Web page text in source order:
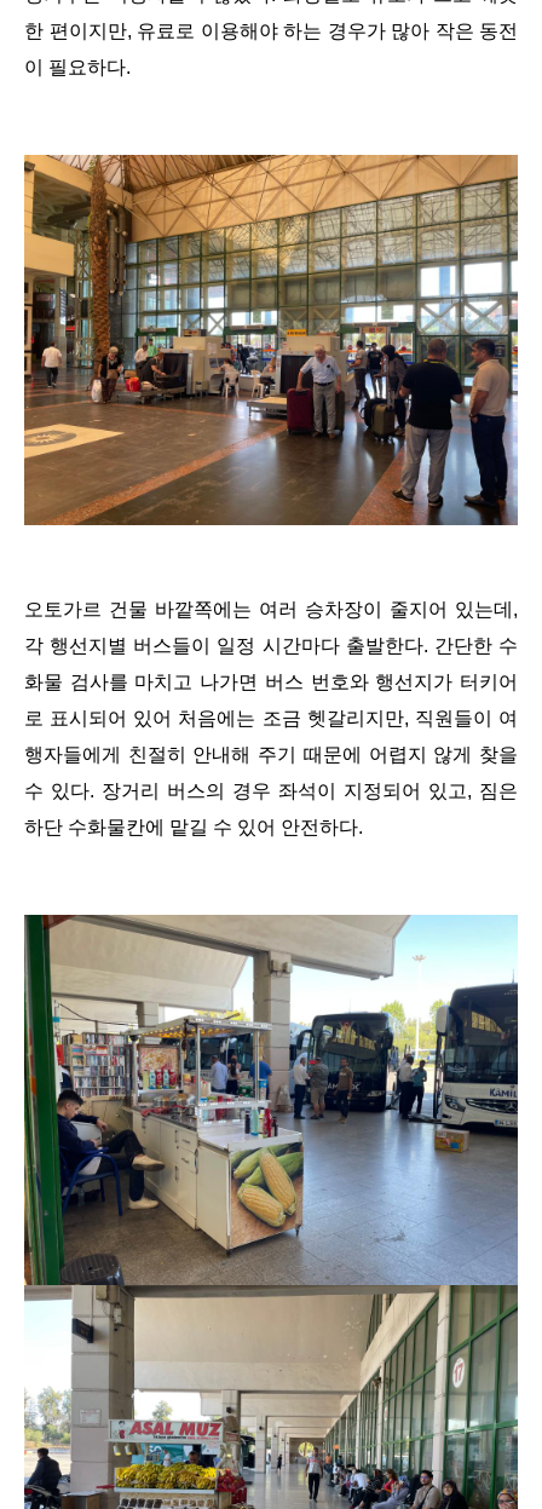
한 편이지만, 유료로 이용해야 하는 경우가 많아 작은 동전
이 필요하다.
오토가르 건물 바깥쪽에는 여러 승차장이 줄지어 있는데,
각 행선지별 버스들이 일정 시간마다 출발한다. 간단한 수
화물 검사를 마치고 나가면 버스 번호와 행선지가 터키어
로 표시되어 있어 처음에는 조금 헷갈리지만, 직원들이 여
행자들에게 친절히 안내해 주기 때문에 어렵지 않게 찾을
수 있다. 장거리 버스의 경우 좌석이 지정되어 있고, 짐은
하단 수화물칸에 맡길 수 있어 안전하다.